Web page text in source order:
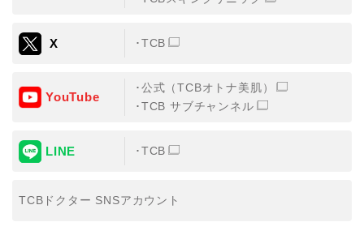
X TCB
YouTube
公式（TCBオトナ美肌）
TCB サブチャンネル
LINE TCB
TCBドクター SNSアカウント